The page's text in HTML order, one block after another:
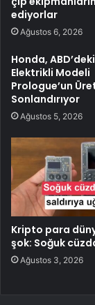
ediyorlar
Ağustos 6, 2026
Honda,
Elektrikli Modeli
Prologue’un
Sonlandırıyor
Ağustos 5, 2026
Kripto para
şok: Soğuk
Ağustos 3, 2026